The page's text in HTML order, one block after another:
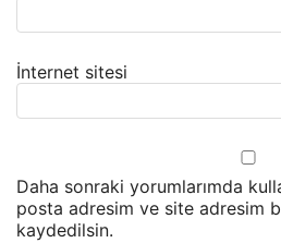
İnternet sitesi
Daha sonraki yorumlarımda
posta adresim ve site adresim
kaydedilsin.